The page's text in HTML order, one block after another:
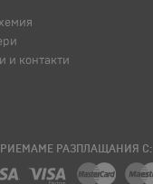
и контакти
РАЗПЛАЩАНИЯ С: